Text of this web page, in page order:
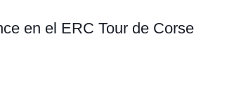
en el ERC Tour de Corse